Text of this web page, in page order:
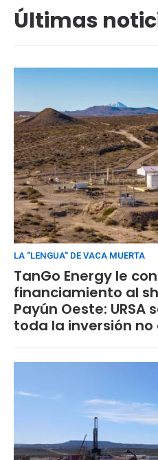
Últimas
LA "LENGUA" DE VACA MUERTA
TanGo Energy le
financiamiento al
Payún Oeste: URSA
toda la inversión